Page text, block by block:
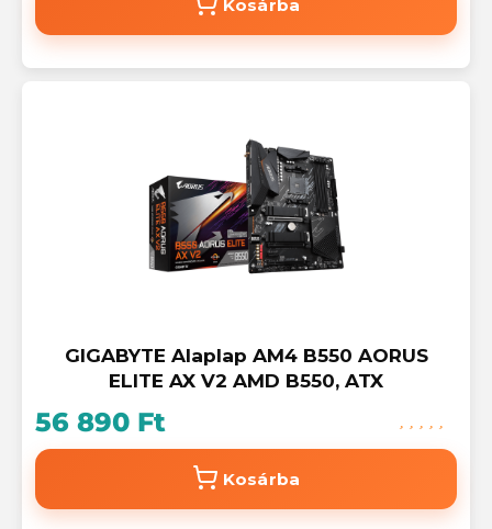
Kosárba
GIGABYTE Alaplap AM4 B550 AORUS
ELITE AX V2 AMD B550, ATX
56 890 Ft
Kosárba